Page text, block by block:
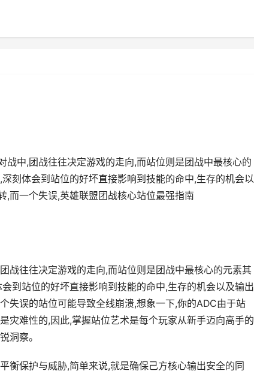
中,团战往往决定游戏的走向,而站位则是团战中最核心的
刻体会到站位的好坏直接影响到技能的命中,生存的机会以
,而一个失误,英雄联盟团战核心站位最强指南
战往往决定游戏的走向,而站位则是团战中最核心的元素其
到站位的好坏直接影响到技能的命中,生存的机会以及输出
失误的站位可能导致全线崩溃,想象一下,你的ADC由于站
灾难性的,因此,掌握站位艺术是每个玩家从新手迈向高手的
洞察。
衡保护与威胁,简单来说,就是确保己方核心输出安全的同